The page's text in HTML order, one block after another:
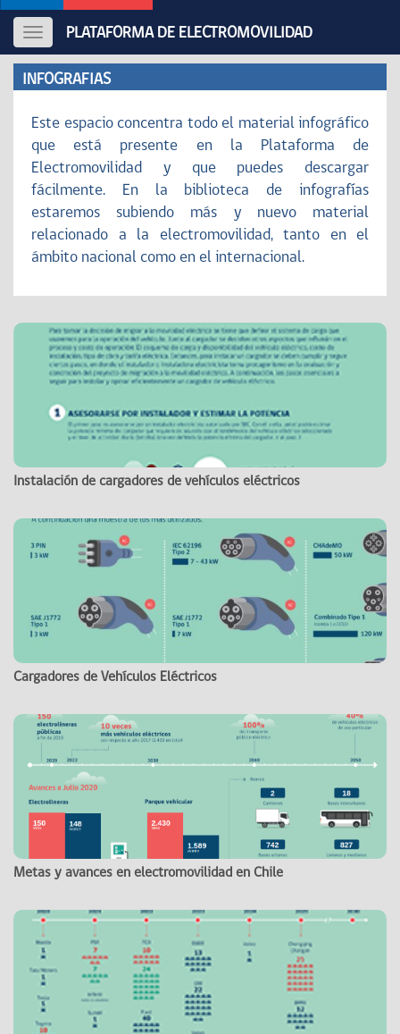
Toggle
navigation
PLATAFORMA DE ELECTROMOVILIDAD
INFOGRAFIAS
Este espacio concentra todo el material infográfico
que está presente en la Plataforma de
Electromovilidad y que puedes descargar
fácilmente. En la biblioteca de infografías
estaremos subiendo más y nuevo material
relacionado a la electromovilidad, tanto en el
ámbito nacional como en el internacional.
Instalación de cargadores de vehículos eléctricos
Cargadores de Vehículos Eléctricos
Metas y avances en electromovilidad en Chile